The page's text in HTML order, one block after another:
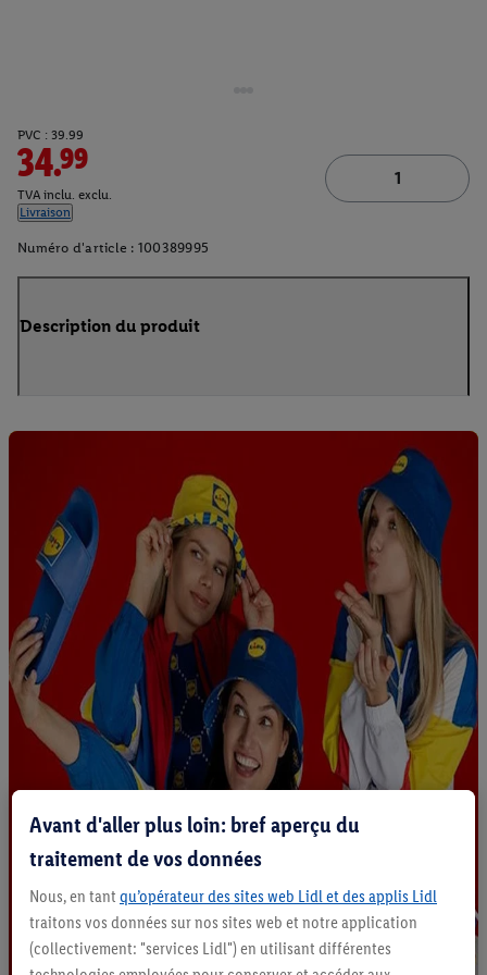
PVC : 39.99
34.99
TVA inclu. exclu.
Livraison
Numéro d'article : 100389995
Description du produit
Avant d'aller plus loin: bref aperçu du
traitement de vos données
Nous, en tant qu’opérateur des sites web Lidl et des applis Lidl
traitons vos données sur nos sites web et notre application
(collectivement: "services Lidl") en utilisant différentes